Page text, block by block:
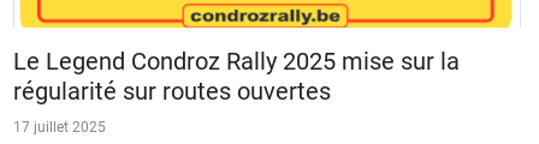
Le Legend Condroz Rally 2025 mise sur la
régularité sur routes ouvertes
17 juillet 2025